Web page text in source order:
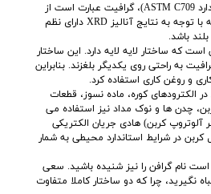
در فناوری مواد کربنی (طبق استاندارد ASTM C709)، گرافیت عبارت است از
ماده ای شامل عنصر غالب کربن که با توجه به نتایج آنالیز XRD دارای نظم
باشد.
که ساختار لایه لایه دارد. این ساختار
به راحتی روی یکدیگر بلغزند. بنابراین
و روغن کاری استفاده کرد.
الکترودهای کوره، ماده نسوز، قطعات
چدن‌ ها و نوک مداد نیز استفاده می
کربن) هادی جریان الکتریکی‌
کربن در شرایط استاندارد محیطی به شمار
نام گرافن را نیز شنیده باشید. سعی
نگیرید، چرا که دو ساختار کاملا متفاوت